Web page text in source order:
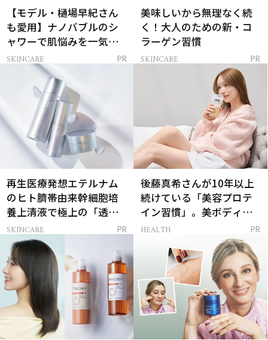
【モデル・樋場早紀さん
も愛用】ナノバブルのシ
ャワーで肌悩みを一気に
解決
SKINCARE PR
美味しいから無理なく続
く！大人のための新・コ
ラーゲン習慣
SKINCARE PR
再生医療発想エテルナム
のヒト臍帯由来幹細胞培
養上清液で極上の「透明
感ハリ肌」へ
SKINCARE PR
後藤真希さんが10年以上
続けている「美容プロテ
イン習慣」。美ボディを
支える朝ルーティンと
HEALTH PR